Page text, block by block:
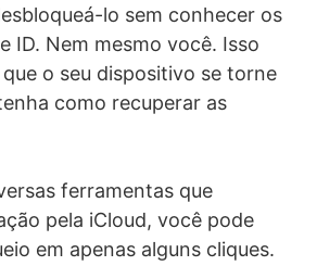
lo sem conhecer os
ID. Nem mesmo você. Isso
o seu dispositivo se torne
como recuperar as
ferramentas que
pela iCloud, você pode
em apenas alguns cliques.